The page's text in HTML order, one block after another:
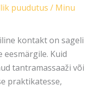
puudutus / Minu
kontakt on sageli
Kuid
tantramassaaži või
praktikatesse,